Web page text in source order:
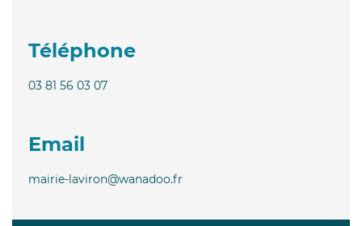
Téléphone
03 81 56 03 07
Email
mairie-laviron@wanadoo.fr